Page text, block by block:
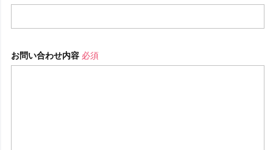
お問い合わせ内容 必須